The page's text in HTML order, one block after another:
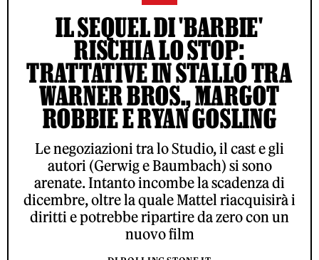
IL SEQUEL DI 'BARBIE'
RISCHIA LO STOP:
TRATTATIVE IN STALLO TRA
WARNER BROS., MARGOT
ROBBIE E RYAN GOSLING
Le negoziazioni tra lo Studio, il cast e gli
autori (Gerwig e Baumbach) si sono
arenate. Intanto incombe la scadenza di
dicembre, oltre la quale Mattel riacquisirà i
diritti e potrebbe ripartire da zero con un
nuovo film